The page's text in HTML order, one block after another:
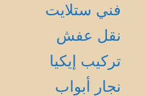
فني ستلايت
نقل عفش
تركيب إيكيا
نجار أبواب